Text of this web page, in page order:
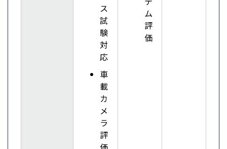
ス
試
験
対
応
車
載
カ
メ
ラ
評
ム
評
価